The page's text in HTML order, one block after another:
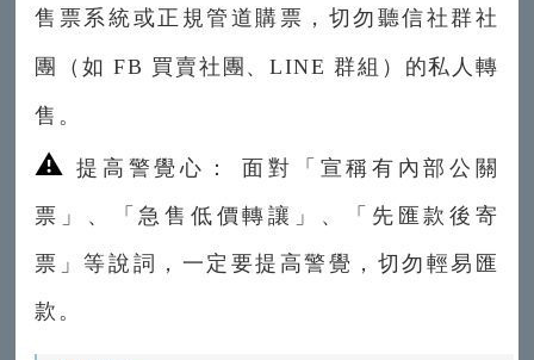
售票系統或正規管道購票，切勿聽信社群社
團（如 FB 買賣社團、LINE 群組）的私人轉
售。
⚠️ 提高警覺心： 面對「宣稱有內部公關
票」、「急售低價轉讓」、「先匯款後寄
票」等說詞，一定要提高警覺，切勿輕易匯
款。